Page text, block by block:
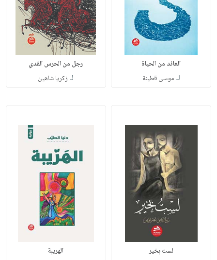
العائد من الحياة
لـ موسى قطينة
رجل من الحرس القدي
لـ زكريا شاهين
لست بخير الهريبة